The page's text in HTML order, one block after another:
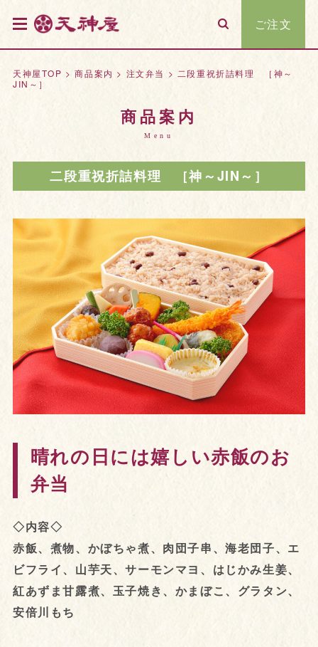
ご注文
天神屋TOP >商品案内 > 注文弁当 > 二段重祝折詰料理 ［神～
JIN～］
商品案内
Menu
二段重祝折詰料理 ［神～JIN～］
晴れの日には嬉しい赤飯のお
弁当
◇内容◇
赤飯、煮物、かぼちゃ煮、肉団子串、海老団子、エ
ビフライ、山芋天、サーモンマヨ、はじかみ生姜、
紅あずま甘露煮、玉子焼き、かまぼこ、グラタン、
安倍川もち